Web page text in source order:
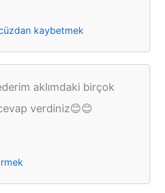
kaybetmek
aklımdaki birçok
verdiniz😊😊